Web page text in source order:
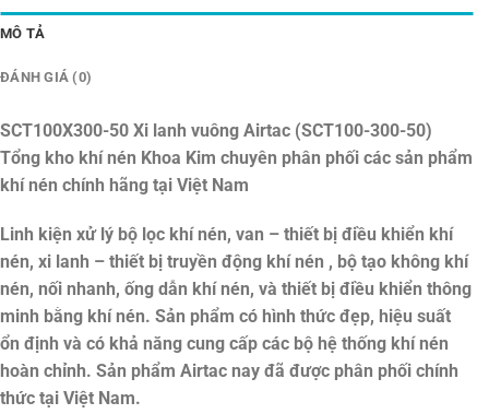
MÔ TẢ
ĐÁNH GIÁ (0)
SCT100X300-50 Xi lanh vuông Airtac (SCT100-300-50)
Tổng kho khí nén Khoa Kim chuyên phân phối các sản phẩm
khí nén chính hãng tại Việt Nam
Linh kiện xử lý bộ lọc khí nén, van – thiết bị điều khiển khí
nén, xi lanh – thiết bị truyền động khí nén , bộ tạo không khí
nén, nối nhanh, ống dẫn khí nén, và thiết bị điều khiển thông
minh bằng khí nén. Sản phẩm có hình thức đẹp, hiệu suất
ổn định và có khả năng cung cấp các bộ hệ thống khí nén
hoàn chỉnh. Sản phẩm Airtac nay đã được phân phối chính
thức tại Việt Nam.